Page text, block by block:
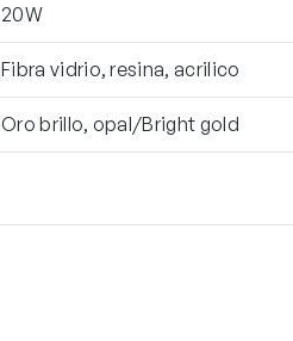
20W
Fibra vidrio, resina, acrilico
Oro brillo, opal/Bright gold